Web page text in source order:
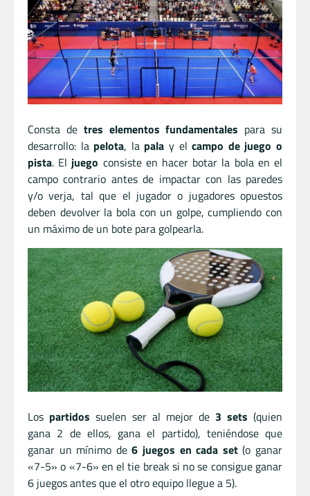
Consta de tres elementos fundamentales para su
desarrollo: la pelota, la pala y elcampo de juego o
pista. Eljuego consiste en hacer botar la bola en el
campo contrario antes de impactar con las paredes
y/o verja, tal que el jugador o jugadores opuestos
deben devolver la bola con un golpe, cumpliendo con
un máximo de un bote para golpearla.
Los partidos suelen ser al mejor de 3 sets (quien
gana 2 de ellos, gana el partido), teniéndose que
ganar un mínimo de6 juegos en cada set(o ganar
«7-5» o «7-6» en el tie break si no se consigue ganar
6 juegos antes que el otro equipo llegue a 5).